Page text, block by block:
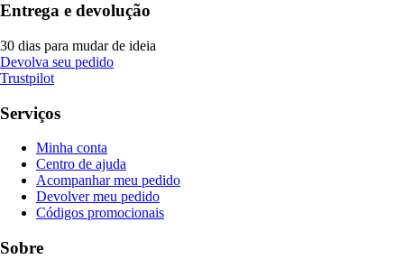
Entrega e devolução
30 dias para mudar de ideia
Devolva seu pedido
Trustpilot
Serviços
Minha conta
Centro de ajuda
Acompanhar meu pedido
Devolver meu pedido
Códigos promocionais
Sobre